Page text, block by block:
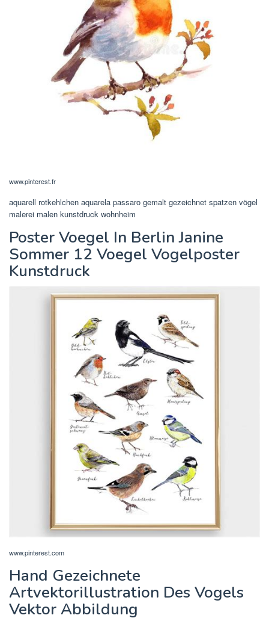
www.pinterest.fr
aquarell rotkehlchen aquarela passaro gemalt gezeichnet spatzen vögel
malerei malen kunstdruck wohnheim
Poster Voegel In Berlin Janine
Sommer 12 Voegel Vogelposter
Kunstdruck
www.pinterest.com
Hand Gezeichnete
Artvektorillustration Des Vogels
Vektor Abbildung